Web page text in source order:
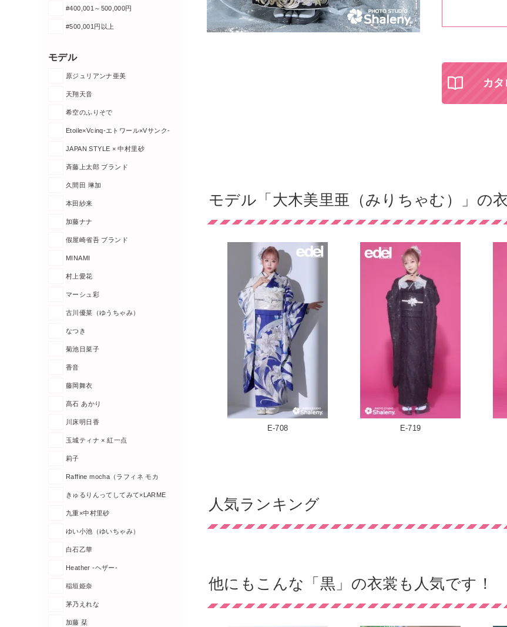
カ
モデル「大木美里亜（みりちゃむ）」の
E-708 E-719
人気ランキング
他にもこんな「黒」の衣裳も人気です！
#400,001～500,000円
#500,001円以上
モデル
原ジュリアンナ亜美
天翔天音
希空のふりそで
Etoile×Vcinq-エトワール×Vサンク-
JAPAN STYLE × 中村里砂
斉藤上太郎 ブランド
久間田 琳加
本田紗来
加藤ナナ
假屋崎省吾 ブランド
MINAMI
村上愛花
マーシュ彩
古川優菜（ゆうちゃみ）
なつき
菊池日菜子
香音
藤岡舞衣
髙石 あかり
川床明日香
玉城ティナ × 紅一点
莉子
Raffine mocha（ラフィネ モカ
きゅるりんってしてみて×LARME
九重×中村里砂
ゆい小池（ゆいちゃみ）
白石乙華
Heather -ヘザー-
稲垣姫奈
茅乃えれな
加藤 栞